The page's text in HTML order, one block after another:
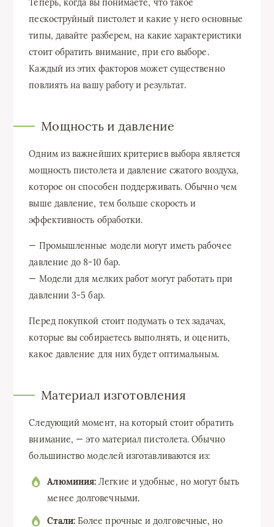
пескоструйный пистолет и какие у него основные
типы, давайте разберем, на какие характеристики
стоит обратить внимание, при его выборе.
Каждый из этих факторов может существенно
повлиять на вашу работу и результат.
Мощность и давление
Одним из важнейших критериев выбора является
мощность пистолета и давление сжатого воздуха,
которое он способен поддерживать. Обычно чем
выше давление, тем больше скорость и
эффективность обработки.
— Промышленные модели могут иметь рабочее
давление до 8-10 бар.
— Модели для мелких работ могут работать при
давлении 3-5 бар.
Перед покупкой стоит подумать о тех задачах,
которые вы собираетесь выполнять, и оценить,
какое давление для них будет оптимальным.
Материал изготовления
Следующий момент, на который стоит обратить
внимание, — это материал пистолета. Обычно
большинство моделей изготавливаются из:
Алюминия: Легкие и удобные, но могут быть
менее долговечными.
Стали:Более прочные и долговечные, но